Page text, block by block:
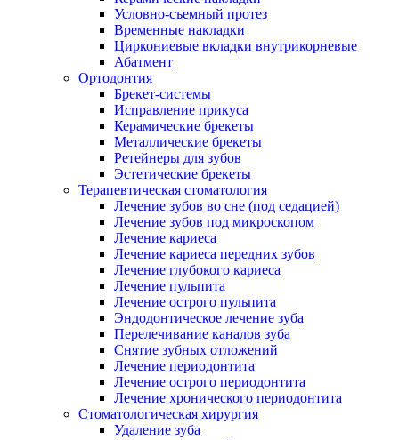
Условно-съемный протез
Временные накладки
Циркониевые вкладки внутрикорневые
Абатмент
Ортодонтия
Брекет-системы
Исправление прикуса
Керамические брекеты
Металлические брекеты
Ретейнеры для зубов
Эстетические брекеты
Терапевтическая стоматология
Лечение зубов во сне (под седацией)
Лечение зубов под микроскопом
Лечение кариеса
Лечение кариеса передних зубов
Лечение глубокого кариеса
Лечение пульпита
Лечение острого пульпита
Эндодонтическое лечение зуба
Перелечивание каналов зуба
Снятие зубных отложений
Лечение периодонтита
Лечение острого периодонтита
Лечение хронического периодонтита
Стоматологическая хирургия
Удаление зуба